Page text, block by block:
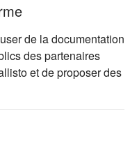
de la documentation
des partenaires
et de proposer des